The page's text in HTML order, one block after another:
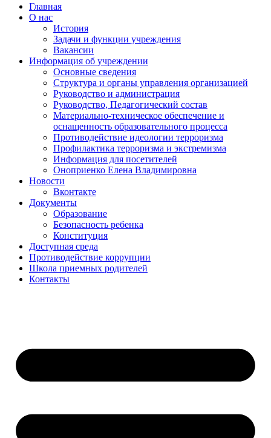
Главная
О нас
История
Задачи и функции учреждения
Вакансии
Информация об учреждении
Основные сведения
Структура и органы управления организацией
Руководство и администрация
Руководство, Педагогический состав
Материально-техническое обеспечение и
оснащенность образовательного процесса
Противодействие идеологии терроризма
Профилактика терроризма и экстремизма
Информация для посетителей
Оноприенко Елена Владимировна
Новости
Вконтакте
Документы
Образование
Безопасность ребенка
Конституция
Доступная среда
Противодействие коррупции
Школа приемных родителей
Контакты